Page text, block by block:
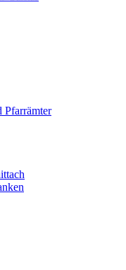
Pfarrämter